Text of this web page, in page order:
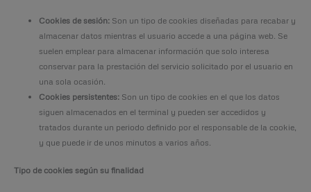
Cookies de sesión: Son un tipo de cookies diseñadas para recabar y
almacenar datos mientras el usuario accede a una página web. Se
suelen emplear para almacenar información que solo interesa
conservar para la prestación del servicio solicitado por el usuario en
una sola ocasión.
Cookies persistentes: Son un tipo de cookies en el que los datos
siguen almacenados en el terminal y pueden ser accedidos y
tratados durante un periodo definido por el responsable de la cookie,
y que puede ir de unos minutos a varios años.
Tipo de cookies según su finalidad